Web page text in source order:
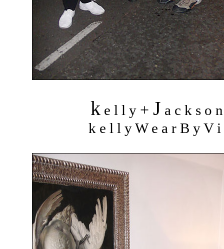
k e l l y + J a c k s o
k e l l y W e a r B y V